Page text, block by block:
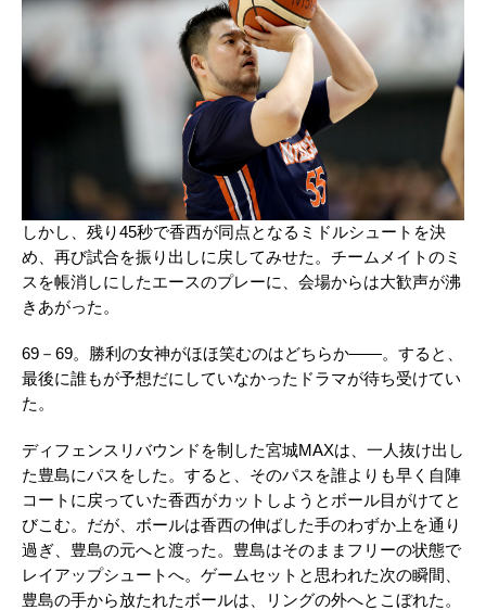
しかし、残り45秒で香西が同点となるミドルシュートを決
め、再び試合を振り出しに戻してみせた。チームメイトのミ
スを帳消しにしたエースのプレーに、会場からは大歓声が沸
きあがった。
69－ 69。勝利の女神がほほ笑むのはどちらか――。すると、
最後に誰もが予想だにしていなかったドラマが待ち受けてい
た。
ディフェンスリバウンドを制した宮城MAXは、一人抜け出し
た豊島にパスをした。すると、そのパスを誰よりも早く自陣
コートに戻っていた香西がカットしようとボール目がけてと
びこむ。だが、ボールは香西の伸ばした手のわずか上を通り
過ぎ、豊島の元へと渡った。豊島はそのままフリーの状態で
レイアップシュートへ。ゲームセットと思われた次の瞬間、
豊島の手から放たれたボールは、リングの外へとこぼれた。